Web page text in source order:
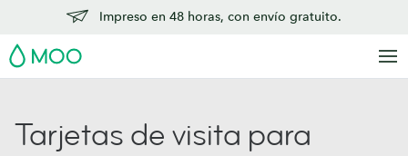
Impreso en 48 horas, con envío gratuito.
MOO
Tarjetas de visita para